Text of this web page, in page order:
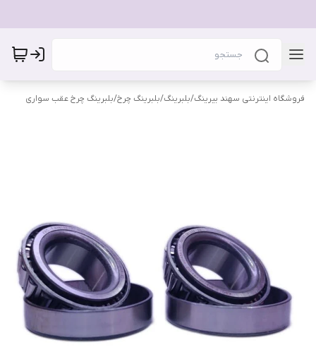
فروشگاه اینترنتی سهند بیرینگ/بلبرینگ/بلبرینگ چرخ/بلبرینگ چرخ عقب سواری